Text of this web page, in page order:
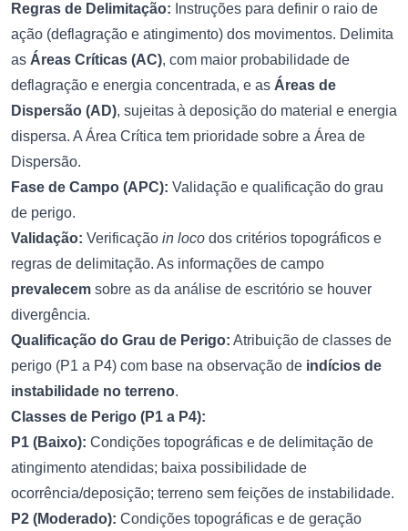
Regras de Delimitação: Instruções para definir o raio de
ação (deflagração e atingimento) dos movimentos. Delimita
as Áreas Críticas (AC), com maior probabilidade de
deflagração e energia concentrada, e as Áreas de
Dispersão (AD), sujeitas à deposição do material e energia
dispersa. A Área Crítica tem prioridade sobre a Área de
Dispersão.
Fase de Campo (APC): Validação e qualificação do grau
de perigo.
Validação: Verificação in loco dos critérios topográficos e
regras de delimitação. As informações de campo
prevalecem sobre as da análise de escritório se houver
divergência.
Qualificação do Grau de Perigo: Atribuição de classes de
perigo (P1 a P4) com base na observação de indícios de
instabilidade no terreno.
Classes de Perigo (P1 a P4):
P1 (Baixo): Condições topográficas e de delimitação de
atingimento atendidas; baixa possibilidade de
ocorrência/deposição; terreno sem feições de instabilidade.
P2 (Moderado): Condições topográficas e de geração